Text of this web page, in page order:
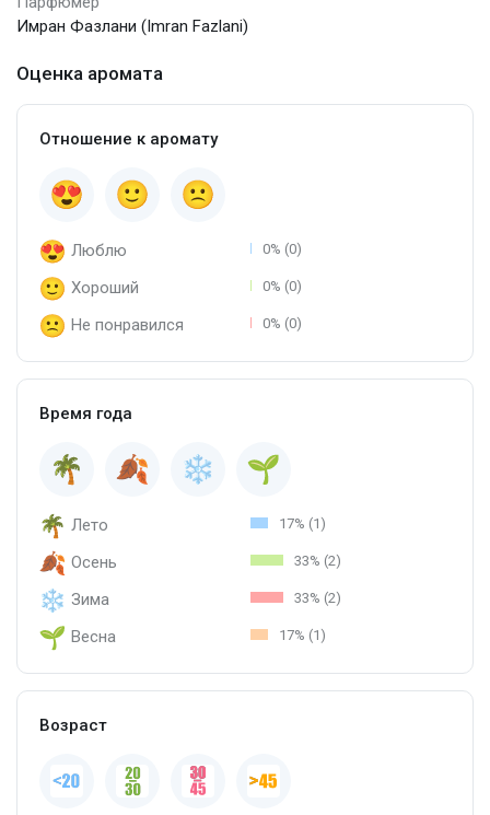
Имран Фазлани (Imran Fazlani)
Оценка аромата
Отношение к аромату
Люблю 0% (0)
Хороший 0% (0)
Не понравился 0% (0)
Время года
Лето 17% (1)
Осень 33% (2)
Зима 33% (2)
Весна 17% (1)
Возраст